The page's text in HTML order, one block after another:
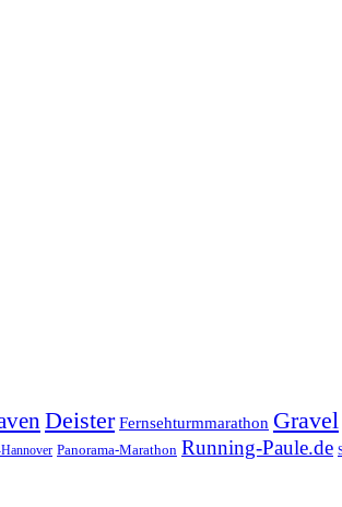
Deister Fernsehturmmarathon Gravel
Panorama-Marathon Running-Paule.de